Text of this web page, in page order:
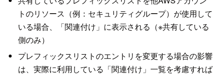
トのリソース（例：セキュリティグループ）が使用して
いる場合、「関連付け」に表示される（※共有している
側のみ）
プレフィックスリストのエントリを変更する場合の影響
は、実際に利用している「関連付け」一覧を考慮すれば